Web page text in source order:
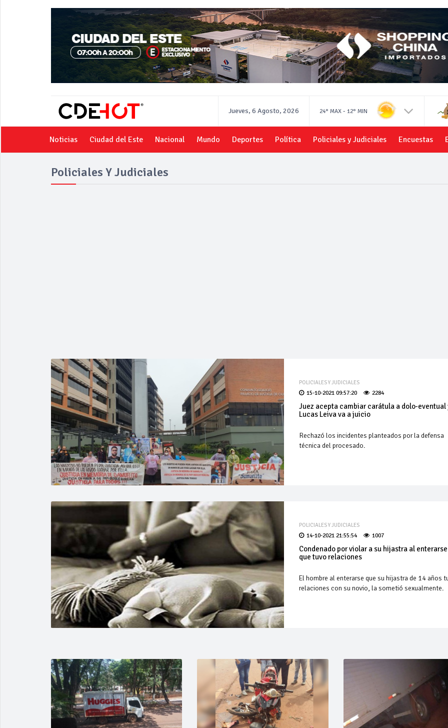
Jueves, 6 Agosto, 2026 24° MAX - 12° MIN
Noticias Ciudad del Este Nacional Mundo Deportes Política Policiales y Judiciales Encuestas
Policiales Y Judiciales
POLICIALES Y JUDICIALES
15-10-2021 09:57:20 2284
Juez acepta cambiar carátula a dolo-eventual
Lucas Leiva va a juicio
Rechazó los incidentes planteados por la defensa
técnica del procesado.
POLICIALES Y JUDICIALES
14-10-2021 21:55:54 1007
Condenado por violar a su hijastra al enterarse
que tuvo relaciones
El hombre al enterarse que su hijastra de 14 años
relaciones con su novio, la sometió sexualmente.